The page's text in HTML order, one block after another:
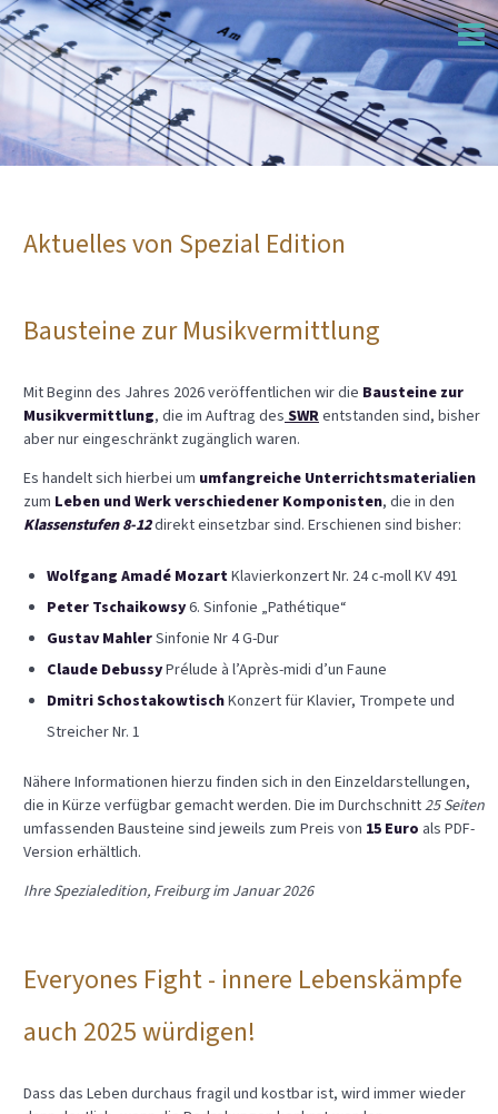
Aktuelles von Spezial Edition
Bausteine zur Musikvermittlung
Mit Beginn des Jahres 2026 veröffentlichen wir die Bausteine zur
Musikvermittlung, die im Auftrag desSWRentstanden sind, bisher
aber nur eingeschränkt zugänglich waren.
Es handelt sich hierbei um umfangreiche Unterrichtsmaterialien
zum Leben und Werk verschiedener Komponisten, die in den
Klassenstufen 8-12direkt einsetzbar sind. Erschienen sind bisher:
Wolfgang Amadé MozartKlavierkonzert Nr. 24 c-moll KV 491
Peter Tschaikowsy6. Sinfonie „Pathétique“
Gustav MahlerSinfonie Nr 4 G-Dur
Claude DebussyPrélude à l’Après-midi d’un Faune
Dmitri SchostakowtischKonzert für Klavier, Trompete und
Streicher Nr. 1
Nähere Informationen hierzu finden sich in den Einzeldarstellungen,
die in Kürze verfügbar gemacht werden. Die im Durchschnitt25 Seiten
umfassenden Bausteine sind jeweils zum Preis von 15 Euro als PDF-
Version erhältlich.
Ihre Spezialedition, Freiburg im Januar 2026
Everyones Fight - innere Lebenskämpfe
auch 2025 würdigen!
Dass das Leben durchaus fragil und kostbar ist, wird immer wieder